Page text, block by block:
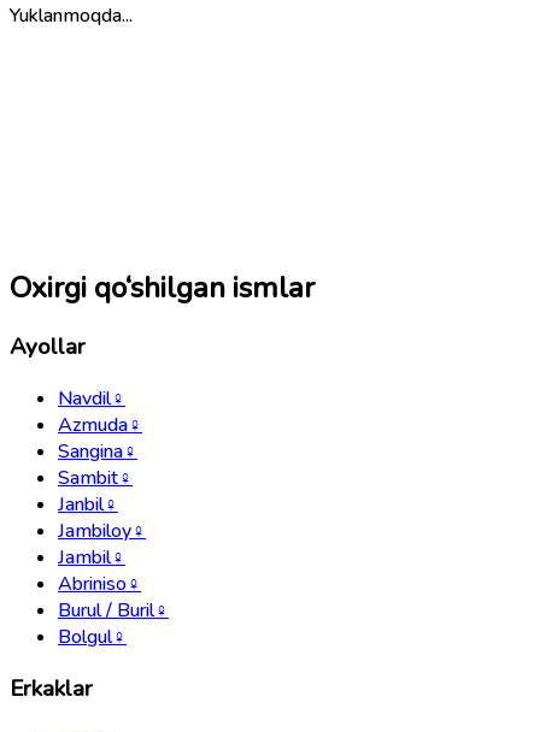
Yuklanmoqda...
Oxirgi qo‘shilgan ismlar
Ayollar
Navdil♀
Azmuda♀
Sangina♀
Sambit♀
Janbil♀
Jambiloy♀
Jambil♀
Abriniso♀
Burul / Buril♀
Bolgul♀
Erkaklar